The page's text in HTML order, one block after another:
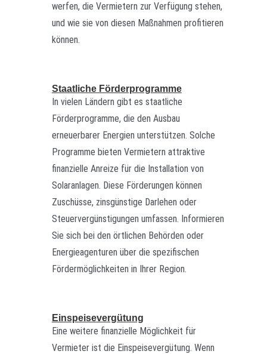
werfen, die Vermietern zur Verfügung stehen,
und wie sie von diesen Maßnahmen profitieren
können.
Staatliche Förderprogramme
In vielen Ländern gibt es staatliche
Förderprogramme, die den Ausbau
erneuerbarer Energien unterstützen. Solche
Programme bieten Vermietern attraktive
finanzielle Anreize für die Installation von
Solaranlagen. Diese Förderungen können
Zuschüsse, zinsgünstige Darlehen oder
Steuervergünstigungen umfassen. Informieren
Sie sich bei den örtlichen Behörden oder
Energieagenturen über die spezifischen
Fördermöglichkeiten in Ihrer Region.
Einspeisevergütung
Eine weitere finanzielle Möglichkeit für
Vermieter ist die Einspeisevergütung. Wenn